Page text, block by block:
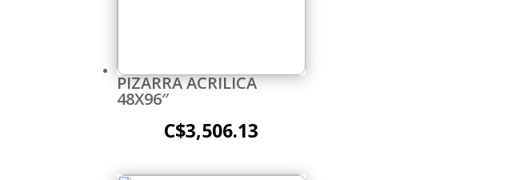
PIZARRA ACRILICA
48X96″
C$3,506.13